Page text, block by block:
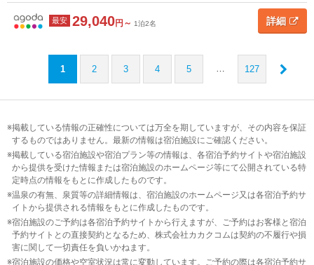
最安 29,040円～ 1泊2名 詳細
1 2 3 4 5 … 127
掲載している情報の正確性については万全を期していますが、その内容を保証
するものではありません。最新の情報は宿泊施設にご確認ください。
掲載している宿泊施設や宿泊プラン等の情報は、各宿泊予約サイトや宿泊施設
から提供を受けた情報または宿泊施設のホームページ等にて公開されている特
定時点の情報をもとに作成したものです。
温泉の有無、泉質等の詳細情報は、宿泊施設のホームページ又は各宿泊予約サ
イトから提供される情報をもとに作成したものです。
宿泊施設のご予約は各宿泊予約サイトから行えますが、ご予約はお客様と宿泊
予約サイトとの直接契約となるため、株式会社カカクコムは契約の不履行や損
害に関して一切責任を負いかねます。
宿泊施設の価格や空室状況は常に変動しています。ご予約の際は各宿泊予約サ